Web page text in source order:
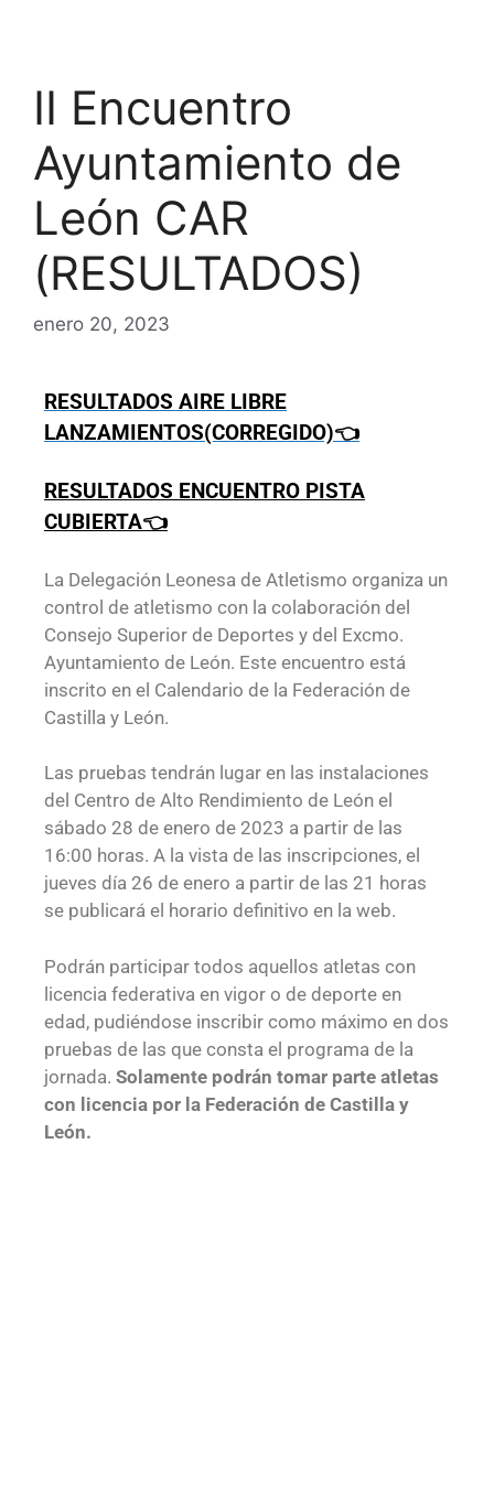
II Encuentro
Ayuntamiento de
León CAR
(RESULTADOS)
enero 20, 2023
RESULTADOS AIRE LIBRE
LANZAMIENTOS(CORREGIDO)👈
RESULTADOS ENCUENTRO PISTA
CUBIERTA👈
La Delegación Leonesa de Atletismo organiza un
control de atletismo con la colaboración del
Consejo Superior de Deportes y del Excmo.
Ayuntamiento de León. Este encuentro está
inscrito en el Calendario de la Federación de
Castilla y León.
Las pruebas tendrán lugar en las instalaciones
del Centro de Alto Rendimiento de León el
sábado 28 de enero de 2023 a partir de las
16:00 horas. A la vista de las inscripciones, el
jueves día 26 de enero a partir de las 21 horas
se publicará el horario definitivo en la web.
Podrán participar todos aquellos atletas con
licencia federativa en vigor o de deporte en
edad, pudiéndose inscribir como máximo en dos
pruebas de las que consta el programa de la
jornada. Solamente podrán tomar parte atletas
con licencia por la Federación de Castilla y
León.